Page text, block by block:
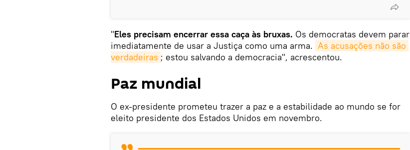
"Eles precisam encerrar essa caça às bruxas. Os democratas devem parar
imediatamente de usar a Justiça como uma arma. As acusações não são
verdadeiras ; estou salvando a democracia", acrescentou.
Paz mundial
O ex-presidente prometeu trazer a paz e a estabilidade ao mundo se for
eleito presidente dos Estados Unidos em novembro.